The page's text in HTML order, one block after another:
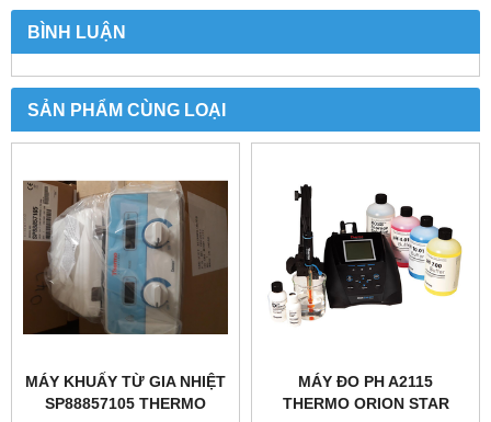
BÌNH LUẬN
SẢN PHẨM CÙNG LOẠI
MÁY KHUẤY TỪ GIA NHIỆT
SP88857105 THERMO
MÁY ĐO PH A2115
THERMO ORION STAR